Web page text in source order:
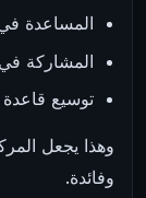
المساعدة
المشاركة
توسيع
وهذا يجعل
وفائدة.